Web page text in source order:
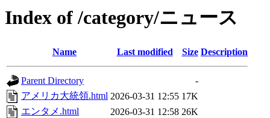
Index of /category/ニュース
Name Last modified Size Description
Parent Directory
-
アメリカ大統領.html 2026-03-31 12:55 17K
エンタメ.html
2026-03-31 12:58 26K